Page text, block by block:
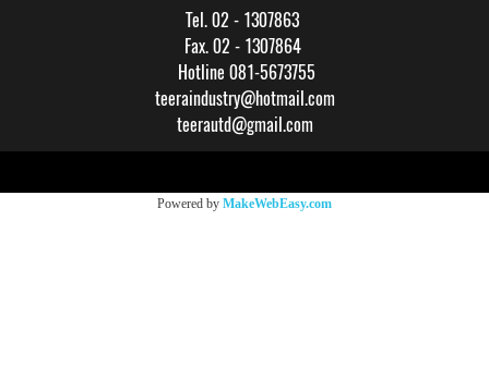
Tel. 02 - 1307863
Fax. 02 - 1307864
Hotline 081-5673755
teeraindustry@hotmail.com
teerautd@gmail.com
Powered by MakeWebEasy.com